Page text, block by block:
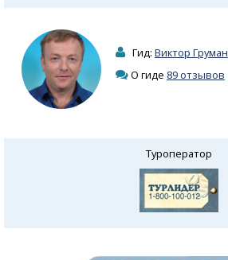
Гид: Виктор Груман
О гиде 89 отзывов
Туроператор